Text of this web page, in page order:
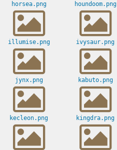
horsea.png houndoom.png
illumise.png ivysaur.png
jynx.png kabuto.png
kecleon.png kingdra.png